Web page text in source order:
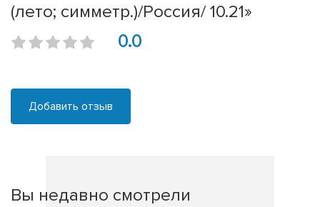
(лето; симметр.)/Россия/ 10.21»
0.0
Добавить отзыв
Вы недавно смотрели